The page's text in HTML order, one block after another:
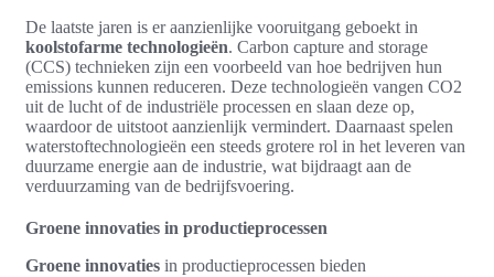
De laatste jaren is er aanzienlijke vooruitgang geboekt in
koolstofarme technologieën. Carbon capture and storage
(CCS) technieken zijn een voorbeeld van hoe bedrijven hun
emissions kunnen reduceren. Deze technologieën vangen CO2
uit de lucht of de industriële processen en slaan deze op,
waardoor de uitstoot aanzienlijk vermindert. Daarnaast spelen
waterstoftechnologieën een steeds grotere rol in het leveren van
duurzame energie aan de industrie, wat bijdraagt aan de
verduurzaming van de bedrijfsvoering.
Groene innovaties in productieprocessen
Groene innovaties in productieprocessen bieden